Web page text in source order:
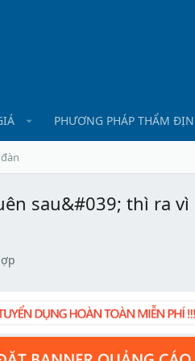
PHƯƠNG PHÁP THẨM
sau&#039; thì ra